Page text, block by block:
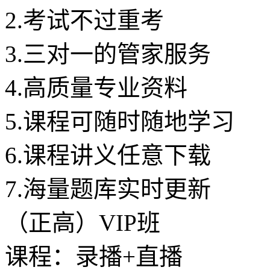
2.考试不过重考
3.三对一的管家服务
4.高质量专业资料
5.课程可随时随地学习
6.课程讲义任意下载
7.海量题库实时更新
（正高）VIP班
课程：录播+直播